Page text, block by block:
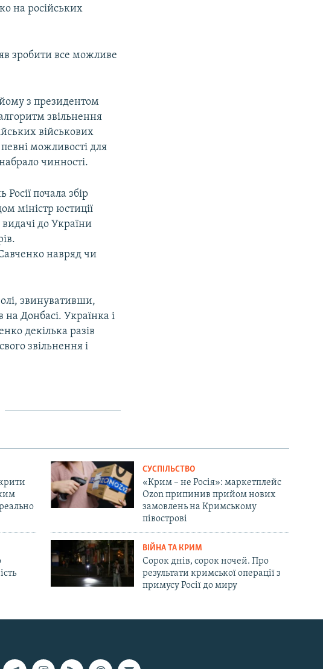
на російських
зробити все можливе
з президентом
звільнення
військових
можливості для
чинності.
почала збір
міністр юстиції
до України
навряд чи
звинувативши,
на Донбасі. Українка і
декілька разів
звільнення і
СУСПІЛЬСТВО
«Крим – не Росія»: маркетплейс
Ozon припинив прийом нових
замовлень на Кримському
півострові
ВІЙНА ТА КРИМ
Сорок днів, сорок ночей. Про
результати кримської операції з
примусу Росії до миру